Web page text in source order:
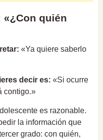
«¿Con quién
«Ya quiere saberlo
decir es: «Si ocurre
contigo.»
es razonable.
la información que
grado: con quién,